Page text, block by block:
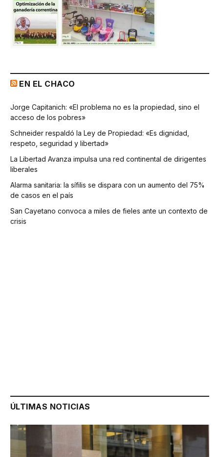
EN EL CHACO
Jorge Capitanich: «El problema no es la propiedad, sino el
acceso de los pobres»
Schneider respaldó la Ley de Propiedad: «Es dignidad,
respeto, seguridad y libertad»
La Libertad Avanza impulsa una red continental de dirigentes
liberales
Alarma sanitaria: la sífilis se dispara con un aumento del 75%
de casos en el país
San Cayetano convoca a miles de fieles ante un contexto de
crisis
ÚLTIMAS NOTICIAS